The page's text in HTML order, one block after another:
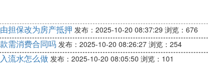
案
筹资：买方可以尝试通过其他渠道筹集购房款项
并退款：若买方无法筹集到足够资金，双方可协
体退款金额和方式需依据合同约定执行。
担保改为房产抵押 发布：2025-10-20 08:37:29 浏览：676
需消费合同吗 发布：2025-10-20 08:26:27 浏览：254
流水怎么做 发布：2025-10-20 08:05:50 浏览：101